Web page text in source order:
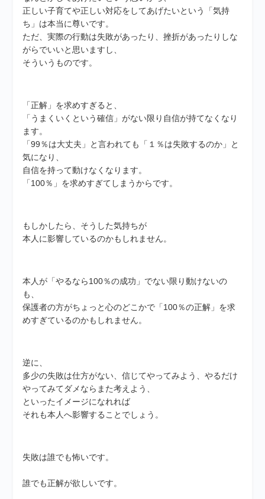
正しい子育てや正しい対応をしてあげたいという「気持
ち」は本当に尊いです。
ただ、実際の行動は失敗があったり、挫折があったりしな
がらでいいと思いますし、
そういうものです。
「正解」を求めすぎると、
「うまくいくという確信」がない限り自信が持てなくなり
ます。
「99％は大丈夫」と言われても「１％は失敗するのか」と
気になり、
自信を持って動けなくなります。
「100％」を求めすぎてしまうからです。
もしかしたら、そうした気持ちが
本人に影響しているのかもしれません。
本人が「やるなら100％の成功」でない限り動けないの
も、
保護者の方がちょっと心のどこかで「100％の正解」を求
めすぎているのかもしれません。
逆に、
多少の失敗は仕方がない、信じてやってみよう、やるだけ
やってみてダメならまた考えよう、
といったイメージになれれば
それも本人へ影響することでしょう。
失敗は誰でも怖いです。
誰でも正解が欲しいです。